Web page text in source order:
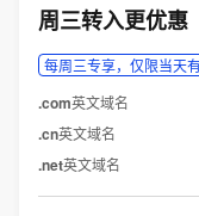
周三转入更优惠
每周三专享，仅限当天
.com英文域名
.cn英文域名
.net英文域名